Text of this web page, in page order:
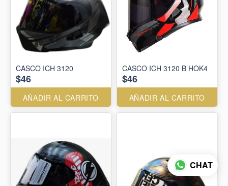
CASCO ICH 3120
$46
AÑADIR AL CARRITO
CASCO ICH 3120 B HOK4
$46
AÑADIR AL CARRITO
CHAT